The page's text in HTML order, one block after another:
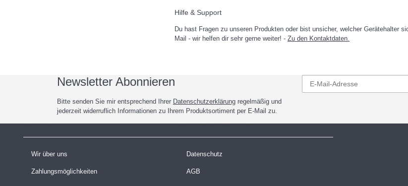
Hilfe & Support
Du hast Fragen zu unseren Produkten oder bist unsicher, welcher Gerätehalter
Mail - wir helfen dir sehr gerne weiter! - Zu den Kontaktdaten.
Newsletter Abonnieren
Bitte senden Sie mir entsprechend Ihrer Datenschutzerklärungregelmäßig und
jederzeit widerruflich Informationen zu Ihrem Produktsortiment per E-Mail zu.
Wir über uns
Zahlungsmöglichkeiten
Datenschutz
AGB